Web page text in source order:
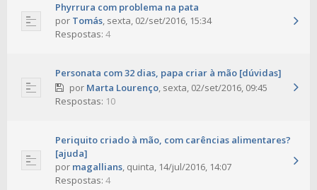
Phyrrura com problema na pata
por Tomás, sexta, 02/set/2016, 15:34
Respostas: 4
Personata com 32 dias, papa criar à mão [dúvidas]
por Marta Lourenço, sexta, 02/set/2016, 09:45
Respostas: 10
Periquito criado à mão, com carências alimentares?
[ajuda]
por magallians, quinta, 14/jul/2016, 14:07
Respostas: 4